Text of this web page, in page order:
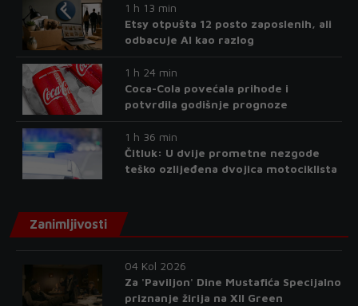
1 h 13 min
Etsy otpušta 12 posto zaposlenih, ali
odbacuje AI kao razlog
1 h 24 min
Coca-Cola povećala prihode i
potvrdila godišnje prognoze
1 h 36 min
Čitluk: U dvije prometne nezgode
teško ozlijeđena dvojica motociklista
Zanimljivosti
04 Kol 2026
Za 'Paviljon' Dine Mustafića Specijalno
priznanje žirija na XII Green